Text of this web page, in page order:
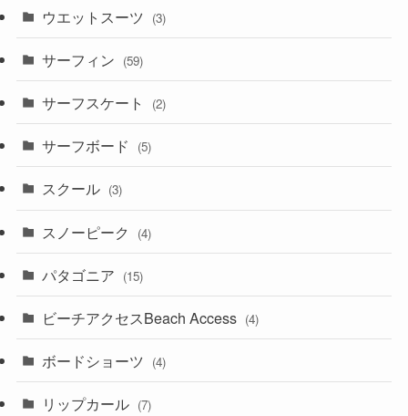
ウエットスーツ (3)
サーフィン (59)
サーフスケート (2)
サーフボード (5)
スクール (3)
スノーピーク (4)
パタゴニア (15)
ビーチアクセスBeach Access (4)
ボードショーツ (4)
リップカール (7)